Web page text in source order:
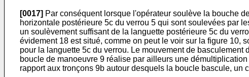
[0017] Par conséquent lorsque l'opérateur soulève la bouche
horizontale postérieure 5c du verrou 5 qui sont soulevées par
un soulèvement suffisant de la languette postérieure 5c du
évidement 18 est situé, comme on peut le voir sur la figure 10,
pour la languette 5c du verrou. Le mouvement de
boucle de manoeuvre 9 réalise par ailleurs une
rapport aux tronçons 9b autour desquels la boucle bascule, un